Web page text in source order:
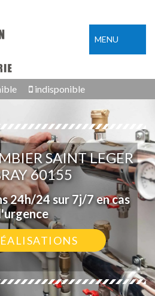
MENU
indisponible
SAINT LEGER
60155
24h/24 sur 7j/7 en cas